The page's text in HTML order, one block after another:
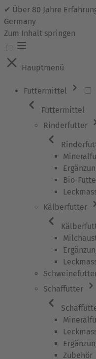
✔ Über 80 Jahre
Germany
Zum Inhalt springen
Hauptmenü
Futtermittel
Futtermittel
Rinderfutter
Bio-
Kälberfutter
Schaffutter
Zubehör